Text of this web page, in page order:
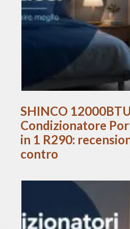
SHINCO 12000BTU
Condizionatore
in 1 R290:
contro